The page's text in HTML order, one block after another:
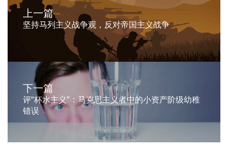
上一篇
坚持马列主义战争观，反对帝国主义战争
下一篇
评“杯水主义”：马克思主义者中的小资产阶级幼稚
错误